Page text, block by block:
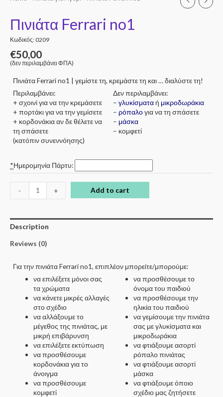
Πινιάτα Ferrari no1
Κωδικός: 0209
€50,00
(δεν περιλαμβάνει ΦΠΑ)
Πινιάτα Ferrari no1 | γεμίστε τη, κρεμάστε τη και … διαλύστε τη!
Περιλαμβάνει:
+ σχοινί για να την κρεμάσετε
+ πορτάκι για να την γεμίσετε
+ κορδονάκια αν δε θέλετε να
τη σπάσετε
(κατόπιν συνεννόησης)
Δεν περιλαμβάνει:
– γλυκίσματαή μικροδωράκια
– ρόπαλογια να τη σπάσετε
– μάσκα
– κομφετί
*Ημερομηνία Πάρτυ:
- + Add to cart
Description
Reviews (0)
Για την πινιάτα Ferrari no1, επιπλέον μπορείτε/μπορούμε:
να επιλέξετε μόνοι σας
τα χρώματα
να κάνετε μικρές αλλαγές
στο σχέδιο
να αλλάξουμε το
μέγεθος της πινιάτας, με
μικρή επιβάρυνση
να επιλέξετε εκτύπωση
να προσθέσουμε
κορδονάκια για το
άνοιγμα
να προσθέσουμε
κομφετί
να προσθέσουμε το
όνομα του παιδιού
να προσθέσουμε την
ηλικία του παιδιού
να γεμίσουμε την πινιάτα
σας με γλυκίσματα και
μικροδωράκια
να φτιάξουμε ασορτί
ρόπαλο πινιάτας
να φτιάξουμε ασορτί
μάσκα
να φτιάξουμε όποιο
σχέδιο μας ζητήσετε